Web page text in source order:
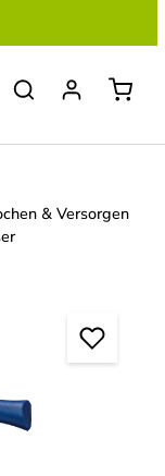
& Versorgen